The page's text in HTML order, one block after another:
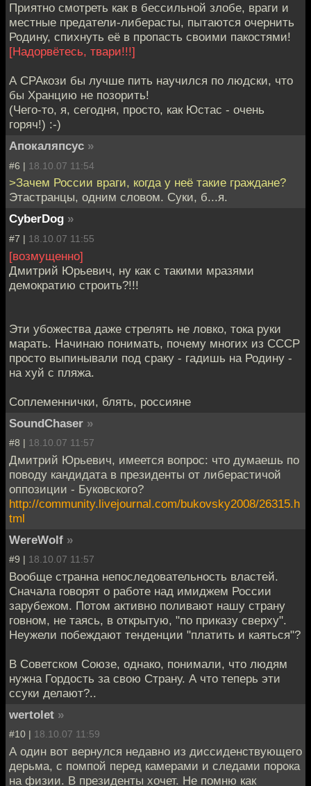
Приятно смотреть как в бессильной злобе, враги и
местные предатели-либерасты, пытаются очернить
Родину, спихнуть её в пропасть своими пакостями!
[Надорвётесь, твари!!!]
А СРАкози бы лучше пить научился по людски, что
бы Хранцию не позорить!
(Чего-то, я, сегодня, просто, как Юстас - очень
горяч!) :-)
Апокаляпсус »
#6 | 18.10.07 11:54
>Зачем России враги, когда у неё такие граждане?
Этастранцы, одним словом. Суки, б...я.
CyberDog »
#7 | 18.10.07 11:55
[возмущенно]
Дмитрий Юрьевич, ну как с такими мразями
демократию строить?!!!
Эти убожества даже стрелять не ловко, тока руки
марать. Начинаю понимать, почему многих из СССР
просто выпинывали под сраку - гадишь на Родину -
на хуй с пляжа.
Соплеменнички, блять, россияне
SoundChaser »
#8 | 18.10.07 11:57
Дмитрий Юрьевич, имеется вопрос: что думаешь по
поводу кандидата в президенты от либерастичой
оппозиции - Буковского?
http://community.livejournal.com/bukovsky2008/26315.h
tml
WereWolf »
#9 | 18.10.07 11:57
Вообще странна непоследовательность властей.
Сначала говорят о работе над имиджем России
зарубежом. Потом активно поливают нашу страну
говном, не таясь, в открытую, "по приказу сверху".
Неужели побеждают тенденции "платить и каяться"?
В Советском Союзе, однако, понимали, что людям
нужна Гордость за свою Страну. А что теперь эти
ссуки делают?..
wertolet »
#10 | 18.10.07 11:59
А один вот вернулся недавно из диссиденствующего
дерьма, с помпой перед камерами и следами порока
на физии. В президенты хочет. Не помню как